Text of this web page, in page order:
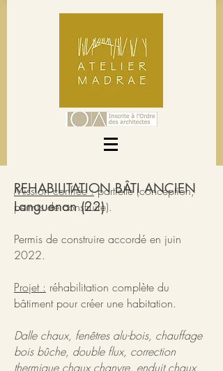
REHABILITATION BÂTI ANCIEN
Languenan (22)
Mission confiée :partielle (conception,
permis de construire).
Permis de construire accordé en juin
2022.
Projet : réhabilitation complète du
bâtiment pour créer une habitation.
Dalle chaux, fenêtres alu-bois, chauffage
bois bûche, double flux, correction
thermique chaux chanvre, enduit chaux